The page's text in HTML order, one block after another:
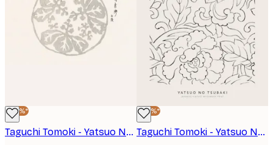
-40%*
Taguchi Tomoki - Yatsuo No Tsubaki No2 Poster
-40%*
Taguchi Tomoki - Yatsuo No Tsubaki No1 Poster